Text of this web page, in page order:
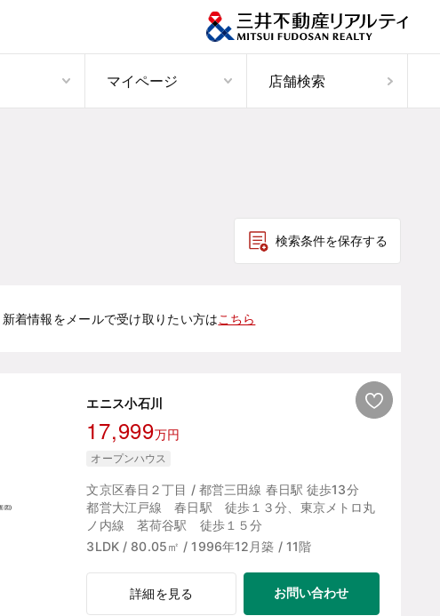
マイページ 店舗検索
検索条件を保存する
新着情報をメールで受け取りたい方はこちら
エニス小石川
17,999万円
オープンハウス
文京区春日２丁目 / 都営三田線 春日駅 徒歩13分
都営大江戸線 春日駅 徒歩１３分、東京メトロ丸
ノ内線 茗荷谷駅 徒歩１５分
3LDK / 80.05㎡ / 1996年12月築 / 11階
詳細を見る お問い合わせ